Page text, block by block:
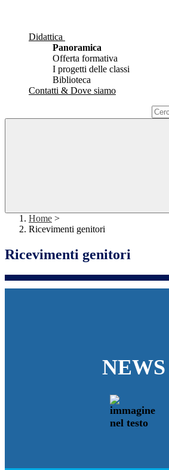
Didattica
Panoramica
Offerta formativa
I progetti delle classi
Biblioteca
Contatti & Dove siamo
Home >
Ricevimenti genitori
Ricevimenti genitori
NEWS